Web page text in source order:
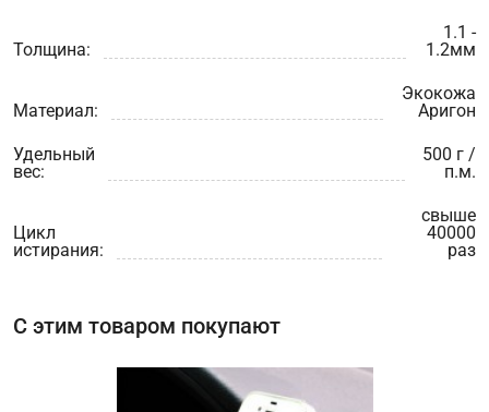
Толщина:
1.1 -
1.2мм
Материал:
Экокожа
Аригон
Удельный
вес:
500 г /
п.м.
Цикл
истирания:
свыше
40000
раз
С этим товаром покупают